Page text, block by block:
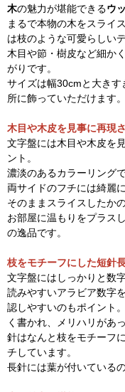
木の魅力が堪能できるウ
まるで本物の木をスライ
は枝のような可愛らしい
木目や節・樹皮など細か
がりです。
サイズは幅30cmと大き
所に飾っていただけます。
木目や木皮を見事に再現
文字盤には木目や木皮を
ント。
濃淡のあるカラーリング
両サイドのフチには綺麗
そのままスライスしたか
お部屋に温もりをプラス
の逸品です。
枝をモチーフにした短針
文字盤にはしっかりと数
読みやすいアラビア数字
認しやすいのもポイント
く書かれ、メリハリがあ
針はなんと枝をモチーフ
チしています。
長針には葉が付いている